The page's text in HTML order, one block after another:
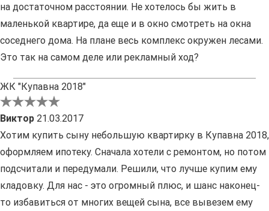
на достаточном расстоянии. Не хотелось бы жить в
маленькой квартире, да еще и в окно смотреть на окна
соседнего дома. На плане весь комплекс окружен лесами.
Это так на самом деле или рекламный ход?
ЖК "Купавна 2018"
Виктор 21.03.2017
Хотим купить сыну небольшую квартирку в Купавна 2018,
оформляем ипотеку. Сначала хотели с ремонтом, но потом
подсчитали и передумали. Решили, что лучше купим ему
кладовку. Для нас - это огромный плюс, и шанс наконец-
то избавиться от многих вещей сына, все вывезем ему